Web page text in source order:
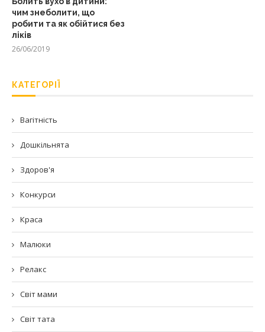
чим знеболити, що
робити та як обійтися без
ліків
26/06/2019
КАТЕГОРІЇ
Вагітність
Дошкільнята
Здоров'я
Конкурси
Краса
Малюки
Релакс
Світ мами
Світ тата